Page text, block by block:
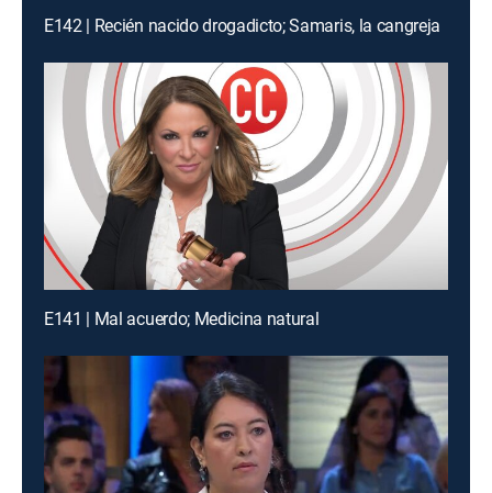
E142 | Recién nacido drogadicto; Samaris, la cangreja
E141 | Mal acuerdo; Medicina natural